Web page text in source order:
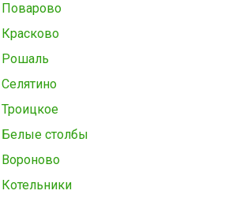
Поварово
Красково
Рошаль
Селятино
Троицкое
Белые столбы
Вороново
Котельники